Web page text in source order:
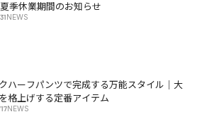
季休業期間のお知らせ
NEWS
ハーフパンツで完成する万能スタイル｜大
格上げする定番アイテム
NEWS